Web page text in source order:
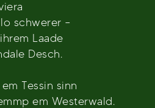
schwerer –
Laade
Desch.
Tessin sinn
em Westerwald.